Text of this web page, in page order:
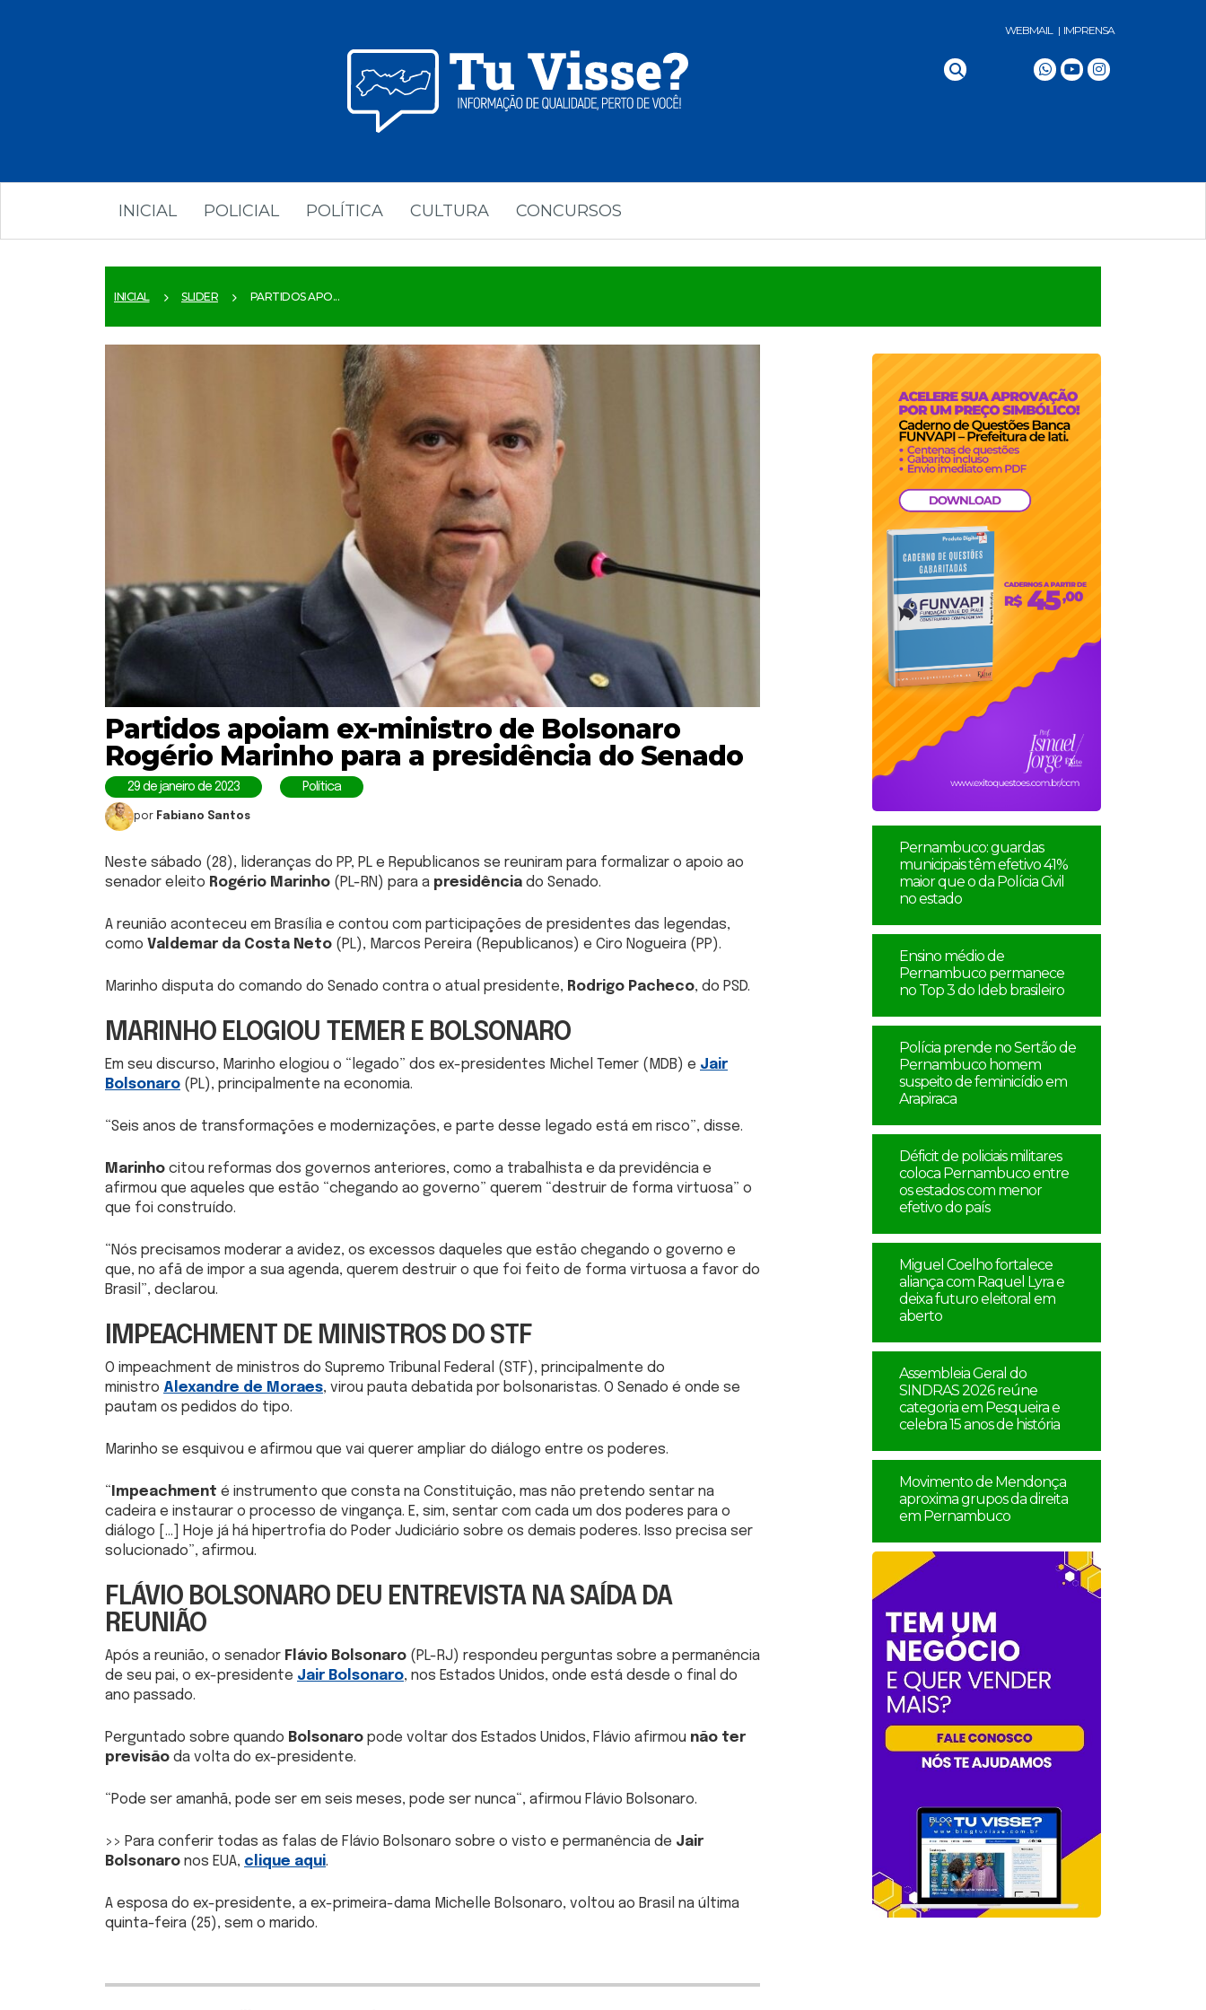
WEBMAIL | IMPRENSA
INICIAL POLICIAL POLÍTICA CULTURA CONCURSOS
INICIAL SLIDER PARTIDOS APO...
Partidos apoiam ex-ministro de Bolsonaro
Rogério Marinho para a presidência do Senado
29 de janeiro de 2023 Política
por Fabiano Santos
Neste sábado (28), lideranças do PP, PL e Republicanos se reuniram para formalizar o apoio ao
senador eleito Rogério Marinho (PL-RN) para a presidência do Senado.
A reunião aconteceu em Brasília e contou com participações de presidentes das legendas,
como Valdemar da Costa Neto (PL), Marcos Pereira (Republicanos) e Ciro Nogueira (PP).
Marinho disputa do comando do Senado contra o atual presidente, Rodrigo Pacheco, do PSD.
MARINHO ELOGIOU TEMER E BOLSONARO
Em seu discurso, Marinho elogiou o “legado” dos ex-presidentes Michel Temer (MDB) e Jair
Bolsonaro (PL), principalmente na economia.
“Seis anos de transformações e modernizações, e parte desse legado está em risco”, disse.
Marinho citou reformas dos governos anteriores, como a trabalhista e da previdência e
afirmou que aqueles que estão “chegando ao governo” querem “destruir de forma virtuosa” o
que foi construído.
“Nós precisamos moderar a avidez, os excessos daqueles que estão chegando o governo e
que, no afã de impor a sua agenda, querem destruir o que foi feito de forma virtuosa a favor do
Brasil”, declarou.
IMPEACHMENT DE MINISTROS DO STF
O impeachment de ministros do Supremo Tribunal Federal (STF), principalmente do
ministro Alexandre de Moraes, virou pauta debatida por bolsonaristas. O Senado é onde se
pautam os pedidos do tipo.
Marinho se esquivou e afirmou que vai querer ampliar do diálogo entre os poderes.
“ Impeachment é instrumento que consta na Constituição, mas não pretendo sentar na
cadeira e instaurar o processo de vingança. E, sim, sentar com cada um dos poderes para o
diálogo […] Hoje já há hipertrofia do Poder Judiciário sobre os demais poderes. Isso precisa ser
solucionado”, afirmou.
FLÁVIO BOLSONARO DEU ENTREVISTA NA SAÍDA DA
REUNIÃO
Após a reunião, o senador Flávio Bolsonaro (PL-RJ) respondeu perguntas sobre a permanência
de seu pai, o ex-presidente Jair Bolsonaro, nos Estados Unidos, onde está desde o final do
ano passado.
Perguntado sobre quando Bolsonaro pode voltar dos Estados Unidos, Flávio afirmou não ter
previsão da volta do ex-presidente.
“Pode ser amanhã, pode ser em seis meses, pode ser nunca“, afirmou Flávio Bolsonaro.
>> Para conferir todas as falas de Flávio Bolsonaro sobre o visto e permanência de Jair
Bolsonaro nos EUA, clique aqui.
A esposa do ex-presidente, a ex-primeira-dama Michelle Bolsonaro, voltou ao Brasil na última
quinta-feira (25), sem o marido.
Pernambuco: guardas
municipais têm efetivo 41%
maior que o da Polícia Civil
no estado
Ensino médio de
Pernambuco permanece
no Top 3 do Ideb brasileiro
Polícia prende no Sertão de
Pernambuco homem
suspeito de feminicídio em
Arapiraca
Déficit de policiais militares
coloca Pernambuco entre
os estados com menor
efetivo do país
Miguel Coelho fortalece
aliança com Raquel Lyra e
deixa futuro eleitoral em
aberto
Assembleia Geral do
SINDRAS 2026 reúne
categoria em Pesqueira e
celebra 15 anos de história
Movimento de Mendonça
aproxima grupos da direita
em Pernambuco